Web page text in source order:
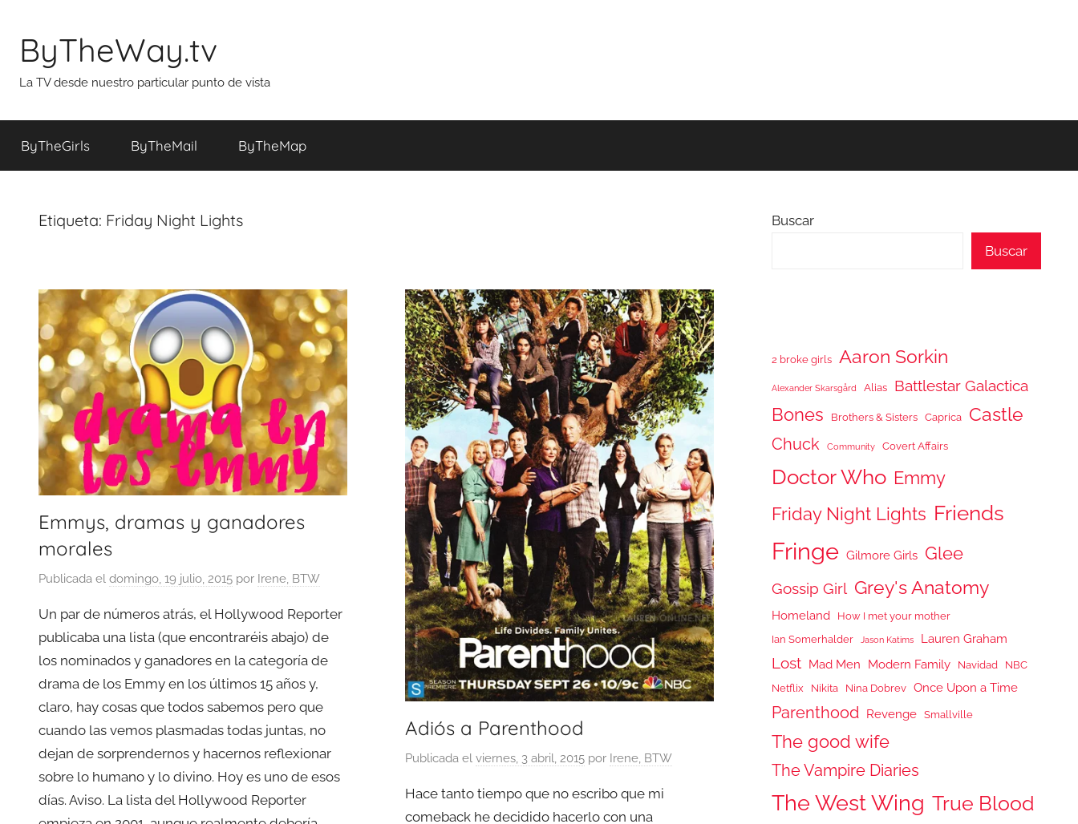
contenido
ByTheWay.tv
La TV desde nuestro particular punto de vista
ByTheGirls ByTheMail ByTheMap
Etiqueta: Friday Night Lights
Emmys, dramas y ganadores
morales
Publicada el domingo, 19 julio, 2015 por Irene, BTW
Un par de números atrás, el Hollywood Reporter
publicaba una lista (que encontraréis abajo) de
los nominados y ganadores en la categoría de
drama de los Emmy en los últimos 15 años y,
claro, hay cosas que todos sabemos pero que
cuando las vemos plasmadas todas juntas, no
dejan de sorprendernos y hacernos reflexionar
sobre lo humano y lo divino. Hoy es uno de esos
días. Aviso. La lista del Hollywood Reporter
Adiós a Parenthood
Publicada elviernes, 3 abril, 2015 por Irene, BTW
Hace tanto tiempo que no escribo que mi
comeback he decidido hacerlo con una
Buscar
Buscar
2 broke girls Aaron Sorkin
Alexander Skarsgård Alias Battlestar Galactica
Bones Brothers & Sisters Caprica Castle
Chuck Community Covert Affairs
Doctor Who Emmy
Friday Night Lights Friends
Fringe Gilmore Girls Glee
Gossip Girl Grey's Anatomy
Homeland
How I met your mother
Ian Somerhalder
Jason Katims Lauren Graham
Lost Mad Men Modern Family Navidad
NBC
Netflix
Nikita Nina Dobrev Once Upon a Time
Parenthood Revenge Smallville
The good wife
The Vampire Diaries
The West Wing True Blood